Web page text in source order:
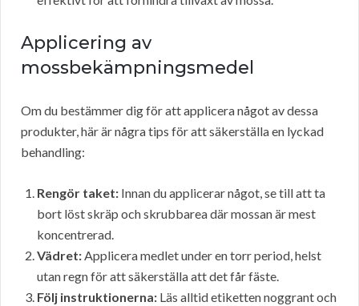
Applicering av
mossbekämpningsmedel
Om du bestämmer dig för att applicera något av dessa
produkter, här är några tips för att säkerställa en lyckad
behandling:
Rengör taket: Innan du applicerar något, se till att ta
bort löst skräp och skrubbarea där mossan är mest
koncentrerad.
Vädret:Applicera medlet under en torr period, helst
utan regn för att säkerställa att det får fäste.
Följ instruktionerna: Läs alltid etiketten noggrant och